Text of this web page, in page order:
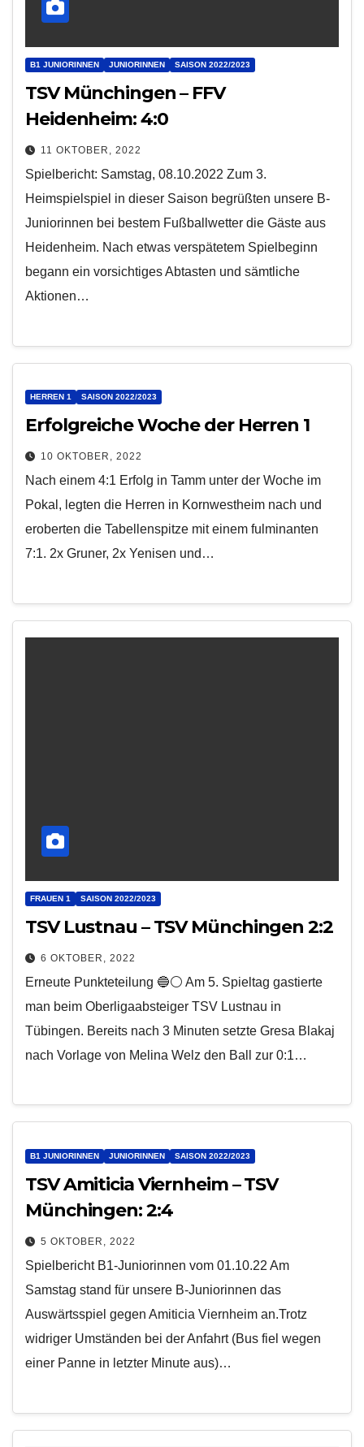
B1 JUNIORINNEN JUNIORINNEN SAISON 2022/2023
TSV Münchingen – FFV
Heidenheim: 4:0
11 OKTOBER, 2022
Spielbericht: Samstag, 08.10.2022 Zum 3.
Heimspielspiel in dieser Saison begrüßten unsere B-
Juniorinnen bei bestem Fußballwetter die Gäste aus
Heidenheim. Nach etwas verspätetem Spielbeginn
begann ein vorsichtiges Abtasten und sämtliche
Aktionen…
HERREN 1 SAISON 2022/2023
Erfolgreiche Woche der Herren 1
10 OKTOBER, 2022
Nach einem 4:1 Erfolg in Tamm unter der Woche im
Pokal, legten die Herren in Kornwestheim nach und
eroberten die Tabellenspitze mit einem fulminanten
7:1. 2x Gruner, 2x Yenisen und…
FRAUEN 1 SAISON 2022/2023
TSV Lustnau – TSV Münchingen 2:2
6 OKTOBER, 2022
Erneute Punkteteilung 🔵⚪️ Am 5. Spieltag gastierte
man beim Oberligaabsteiger TSV Lustnau in
Tübingen. Bereits nach 3 Minuten setzte Gresa Blakaj
nach Vorlage von Melina Welz den Ball zur 0:1…
B1 JUNIORINNEN JUNIORINNEN SAISON 2022/2023
TSV Amiticia Viernheim – TSV
Münchingen: 2:4
5 OKTOBER, 2022
Spielbericht B1-Juniorinnen vom 01.10.22 Am
Samstag stand für unsere B-Juniorinnen das
Auswärtsspiel gegen Amiticia Viernheim an.Trotz
widriger Umständen bei der Anfahrt (Bus fiel wegen
einer Panne in letzter Minute aus)…